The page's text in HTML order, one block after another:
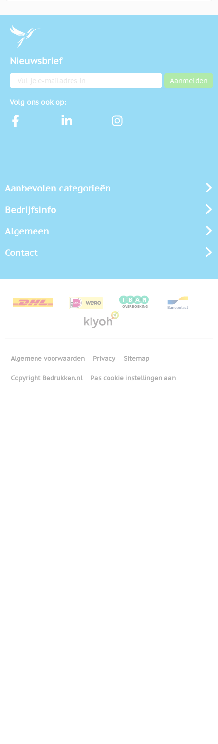
Nieuwsbrief
E-mailadres Aanmelden
Volg ons ook op:
Aanbevolen categorieën
Bedrijfsinfo
Algemeen
Contact
Algemene voorwaarden Privacy Sitemap
Copyright Bedrukken.nl Pas cookie instellingen aan